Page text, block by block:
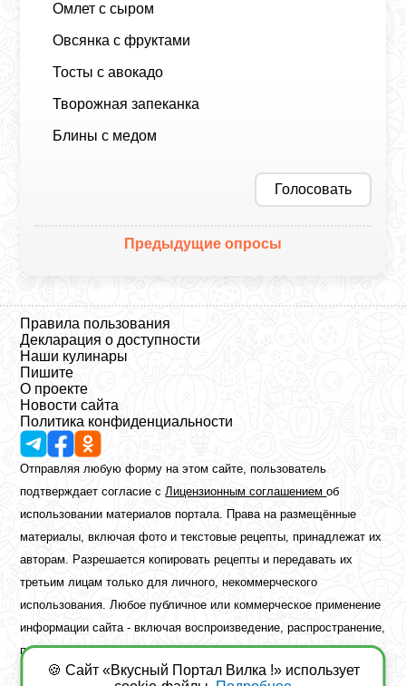
Омлет с сыром
Овсянка с фруктами
Тосты с авокадо
Творожная запеканка
Блины с медом
Голосовать
Предыдущие опросы
Правила пользования
Декларация о доступности
Наши кулинары
Пишите
О проекте
Новости сайта
Политика конфиденциальности
Отправляя любую форму на этом сайте, пользователь
подтверждает согласие сЛицензионным соглашениемоб
использовании материалов портала. Права на размещённые
материалы, включая фото и текстовые рецепты, принадлежат их
авторам. Разрешается копировать рецепты и передавать их
третьим лицам только для личного, некоммерческого
использования. Любое публичное или коммерческое применение
информации сайта - включая воспроизведение, распространение,
публикацию или обработку - возможно лишь при наличии
предварительного письменного разрешения правообладателя.
🍪 Сайт «Вкусный Портал Вилка !» использует